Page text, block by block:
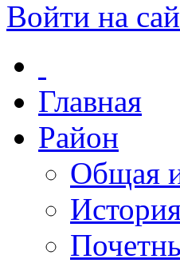
Войти на
Главная
Район
Общая